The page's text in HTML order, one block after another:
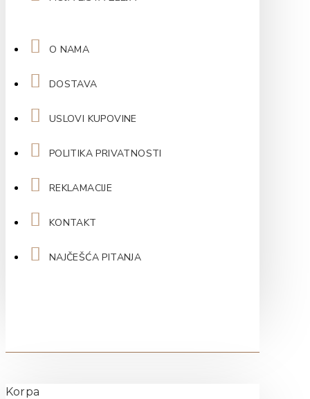
O NAMA
DOSTAVA
USLOVI KUPOVINE
POLITIKA PRIVATNOSTI
REKLAMACIJE
KONTAKT
NAJČEŠĆA PITANJA
Korpa